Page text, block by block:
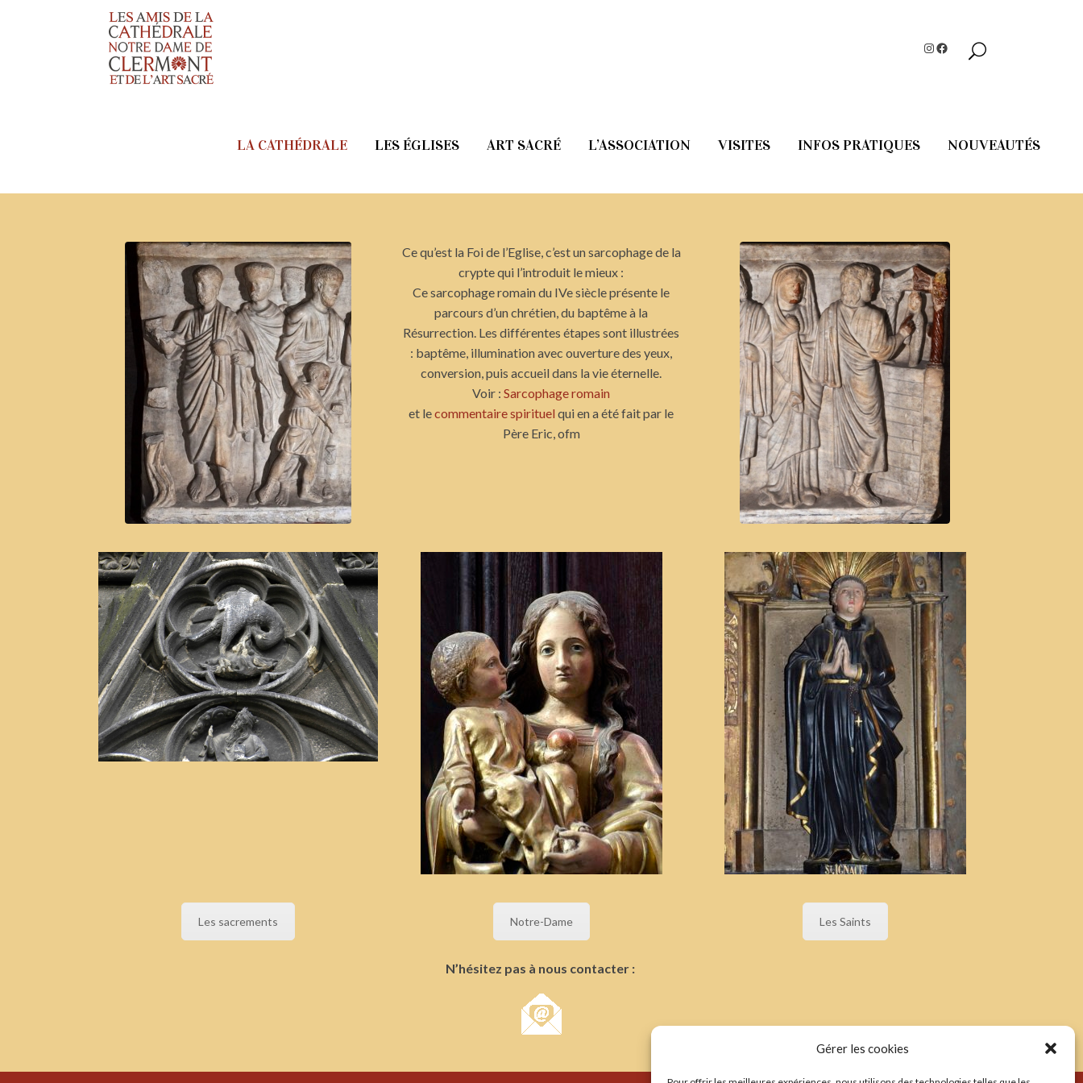
Gérer les cookies
Instagram
Facebook
LA CATHÉDRALE LES ÉGLISES ART SACRÉ L’ASSOCIATION VISITES INFOS PRATIQUES NOUVEAUTÉS
Vie de l’Eglise
Ce qu’est la Foi de l’Eglise, c’est un sarcophage de la
crypte qui l’introduit le mieux :
Ce sarcophage romain du IVe siècle présente le
parcours d’un chrétien, du baptême à la
Résurrection. Les différentes étapes sont illustrées
: baptême, illumination avec ouverture des yeux,
conversion, puis accueil dans la vie éternelle.
Voir :Sarcophage romain
et lecommentaire spirituelqui en a été fait par le
Père Eric, ofm
Les sacrements Notre-Dame Les Saints
N’hésitez pas à nous contacter :